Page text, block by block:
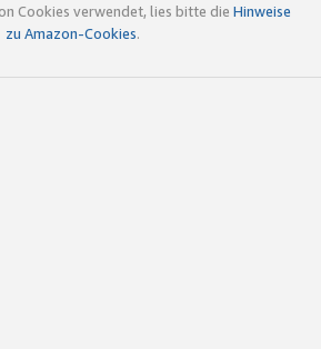
Cookies verwendet, lies bitte die Hinweise
zu Amazon-Cookies.